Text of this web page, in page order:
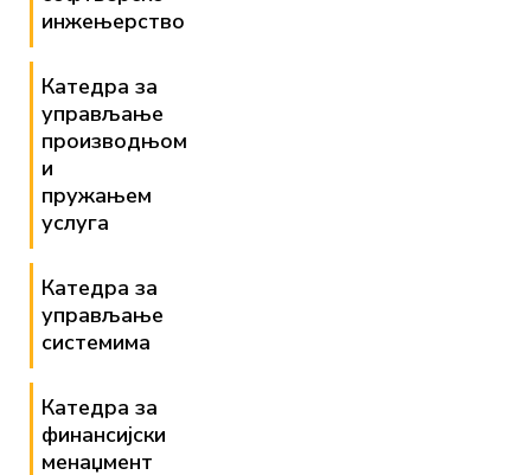
инжењерство
Катедра за
управљање
производњом
и
пружањем
услуга
Катедра за
управљање
системима
Катедра за
финансијски
менаџмент